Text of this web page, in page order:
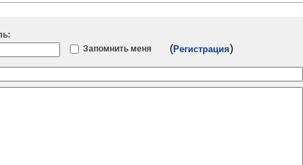
Запомнить меня
(Регистрация)